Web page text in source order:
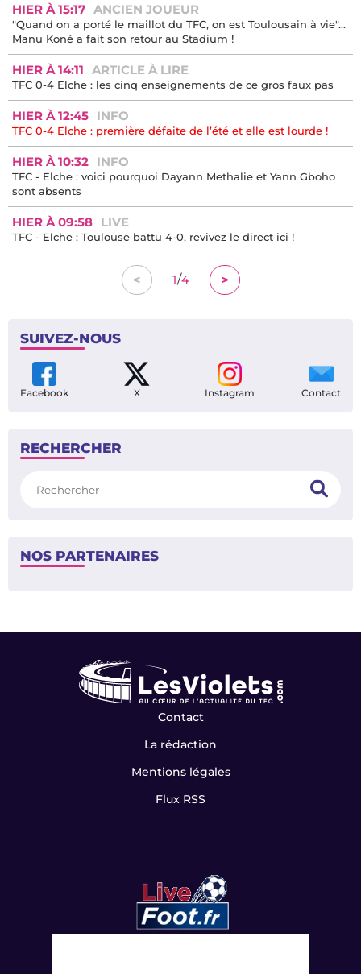
HIER À 15:17 ANCIEN JOUEUR
"Quand on a porté le maillot du TFC, on est Toulousain à vie"...
Manu Koné a fait son retour au Stadium !
HIER À 14:11 ARTICLE À LIRE
TFC 0-4 Elche : les cinq enseignements de ce gros faux pas
HIER À 12:45 INFO
TFC 0-4 Elche : première défaite de l’été et elle est lourde !
HIER À 10:32 INFO
TFC - Elche : voici pourquoi Dayann Methalie et Yann Gboho
sont absents
HIER À 09:58 LIVE
TFC - Elche : Toulouse battu 4-0, revivez le direct ici !
< 1/4 >
SUIVEZ-NOUS
Facebook X Instagram Contact
RECHERCHER
NOS PARTENAIRES
Contact
La rédaction
Mentions légales
Flux RSS